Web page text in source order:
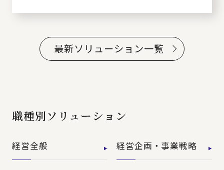
最新ソリューション一覧
職種別ソリューション
経営全般 経営企画・事業戦略